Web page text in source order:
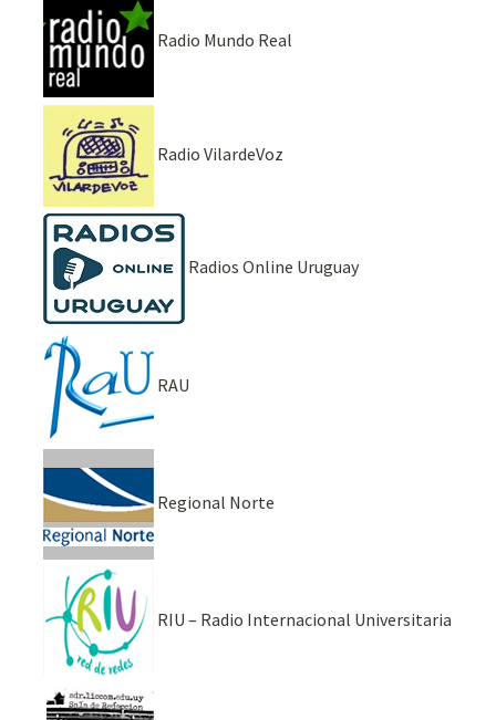
Radio Mundo Real
Radio VilardeVoz
Radios Online Uruguay
RAU
Regional Norte
RIU – Radio Internacional Universitaria